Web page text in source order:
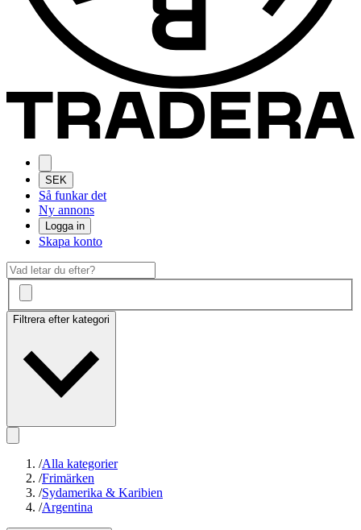
SEK
Så funkar det
Ny annons
Logga in
Skapa konto
Filtrera efter kategori
/Alla kategorier
/Frimärken
/Sydamerika & Karibien
/Argentina